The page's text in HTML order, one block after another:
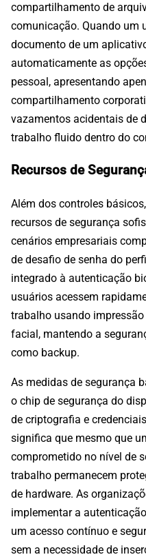
compartilhamento de
comunicação. Quando um
documento de um
automaticamente as
pessoal, apresentando
compartilhamento
vazamentos acidentais de
trabalho fluido dentro do
Recursos de
Além dos controles
recursos de segurança
cenários empresariais
de desafio de senha do
integrado à autenticação
usuários acessem
trabalho usando
facial, mantendo a
como backup.
As medidas de segurança
o chip de segurança do
de criptografia e
significa que mesmo que
comprometido no nível de
trabalho permanecem
de hardware. As
implementar a
um acesso contínuo e
sem a necessidade de